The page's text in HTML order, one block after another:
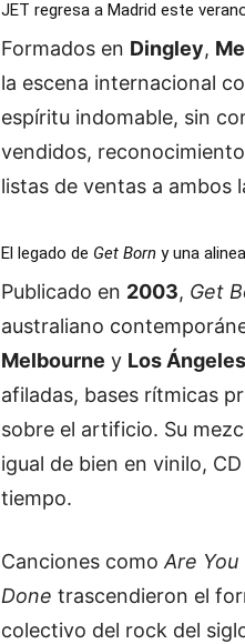
JET regresa a Madrid este
Formados en Dingley,
la escena internacional
espíritu indomable, sin
vendidos,
listas de ventas a ambos
El legado de Get Born y una
Publicado en 2003, Get
australiano
Melbourne y Los Ángeles
afiladas, bases rítmicas
sobre el artificio. Su
igual de bien en vinilo,
tiempo.
Canciones como Are You
Done trascendieron el
colectivo del rock del